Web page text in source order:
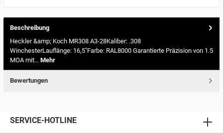
Beschreibung
Heckler &amp; Koch MR308 A3-28Kaliber: .308
WinchesterLauflänge: 16,5"Farbe: RAL8000 Garantierte Präzision von 1.5
MOA mit… Mehr
Bewertungen
SERVICE-HOTLINE